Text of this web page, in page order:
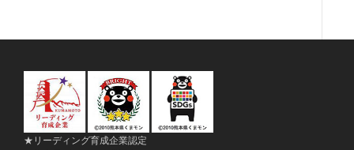
★リーディング育成企業認定